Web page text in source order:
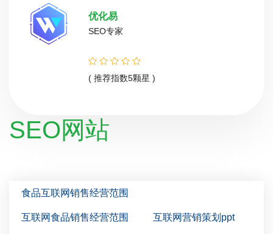
优化易
SEO专家
( 推荐指数5颗星 )
SEO网站
食品互联网销售经营范围
互联网食品销售经营范围 互联网营销策划ppt